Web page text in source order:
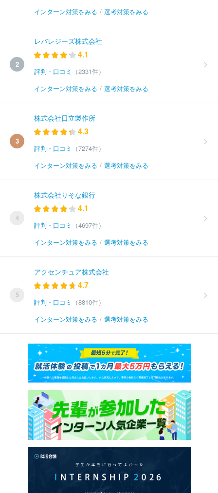
インターン対策をみる / 選考対策をみる
2
レバレジーズ株式会社
4.1
評判・口コミ
（2331件）
インターン対策をみる / 選考対策をみる
3
株式会社日立製作所
4.3
評判・口コミ
（7274件）
インターン対策をみる / 選考対策をみる
4
株式会社りそな銀行
4.1
評判・口コミ
（4697件）
インターン対策をみる / 選考対策をみる
5
アクセンチュア株式会社
4.7
評判・口コミ
（8810件）
インターン対策をみる / 選考対策をみる